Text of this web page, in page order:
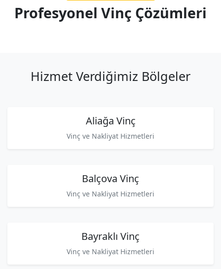
Profesyonel Vinç Çözümleri
Hizmet Verdiğimiz Bölgeler
Aliağa Vinç
Vinç ve Nakliyat Hizmetleri
Balçova Vinç
Vinç ve Nakliyat Hizmetleri
Bayraklı Vinç
Vinç ve Nakliyat Hizmetleri